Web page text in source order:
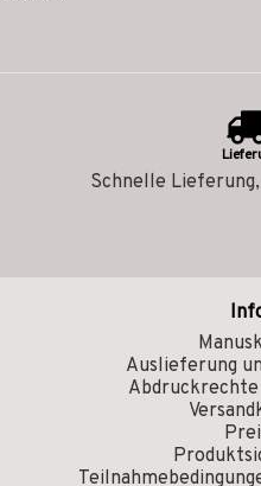
Schnelle
Auslieferung
Abdruckrechte